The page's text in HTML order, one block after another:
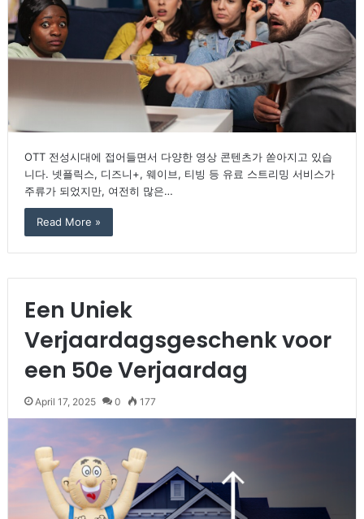
OTT 전성시대에 접어들면서 다양한 영상 콘텐츠가 쏟아지고 있습
니다. 넷플릭스, 디즈니+, 웨이브, 티빙 등 유료 스트리밍 서비스가
주류가 되었지만, 여전히 많은…
Read More »
Een Uniek
Verjaardagsgeschenk voor
een 50e Verjaardag
April 17, 2025 0 177